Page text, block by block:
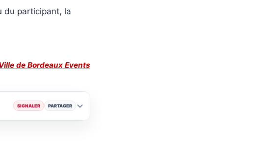
du participant, la
de Bordeaux Events
SIGNALER PARTAGER